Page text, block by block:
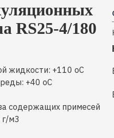
RS25-4/180
жидкости: +110 оС
+40 оС
содержащих примесей
м3